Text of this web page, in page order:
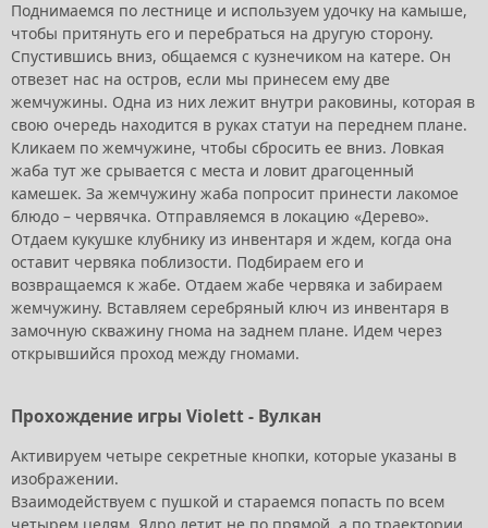
Поднимаемся по лестнице и используем удочку на камыше,
чтобы притянуть его и перебраться на другую сторону.
Спустившись вниз, общаемся с кузнечиком на катере. Он
отвезет нас на остров, если мы принесем ему две
жемчужины. Одна из них лежит внутри раковины, которая в
свою очередь находится в руках статуи на переднем плане.
Кликаем по жемчужине, чтобы сбросить ее вниз. Ловкая
жаба тут же срывается с места и ловит драгоценный
камешек. За жемчужину жаба попросит принести лакомое
блюдо – червячка. Отправляемся в локацию «Дерево».
Отдаем кукушке клубнику из инвентаря и ждем, когда она
оставит червяка поблизости. Подбираем его и
возвращаемся к жабе. Отдаем жабе червяка и забираем
жемчужину. Вставляем серебряный ключ из инвентаря в
замочную скважину гнома на заднем плане. Идем через
открывшийся проход между гномами.
Прохождение игры Violett - Вулкан
Активируем четыре секретные кнопки, которые указаны в
изображении.
Взаимодействуем с пушкой и стараемся попасть по всем